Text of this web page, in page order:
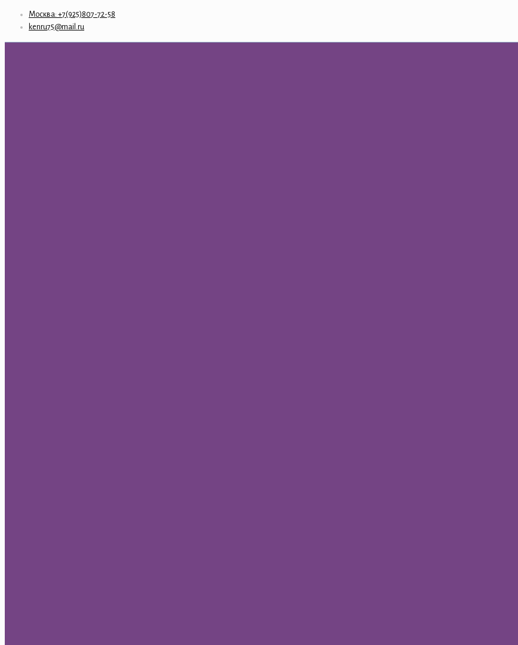
Москва: +7(925)807-72-58
kenru75@mail.ru